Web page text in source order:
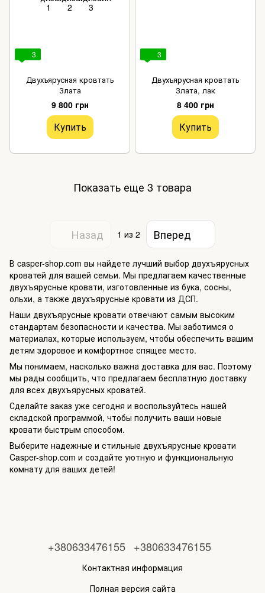
3
Двухъярусная кровтать
Злата
9 800 грн
Купить
3
Двухъярусная кровтать
Злата, лак
8 400 грн
Купить
Показать еще 3 товара
Назад 1 из 2 Вперед
В casper-shop.com вы найдете лучший выбор двухъярусных
кроватей для вашей семьи. Мы предлагаем качественные
двухъярусные кровати, изготовленные из бука, сосны,
ольхи, а также двухъярусные кровати из ДСП.
Наши двухъярусные кровати отвечают самым высоким
стандартам безопасности и качества. Мы заботимся о
материалах, которые используем, чтобы обеспечить вашим
детям здоровое и комфортное спящее место.
Мы понимаем, насколько важна доставка для вас. Поэтому
мы рады сообщить, что предлагаем бесплатную доставку
для всех двухъярусных кроватей.
Сделайте заказ уже сегодня и воспользуйтесь нашей
складской программой, чтобы получить ваши новые
кровати быстрым способом.
Выберите надежные и стильные двухъярусные кровати
Casper-shop.com и создайте уютную и функциональную
комнату для ваших детей!
+380633476155 +380633476155
Контактная информация
Полная версия сайта